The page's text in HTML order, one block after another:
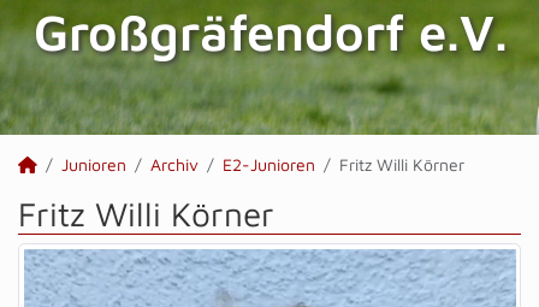
Großgräfendorf e.V.
Junioren Archiv E2-Junioren Fritz Willi Körner
Fritz Willi Körner